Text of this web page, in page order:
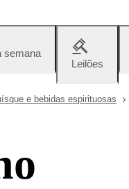
semana
Leilões
e bebidas espirituosas